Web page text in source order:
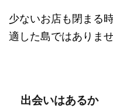
少ないお店も閉まる
適した島ではありませ
出会いはあるか